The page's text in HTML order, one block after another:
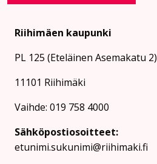
Riihimäen kaupunki
PL 125 (Eteläinen Asemakatu 2)
11101 Riihimäki
Vaihde: 019 758 4000
Sähköpostiosoitteet:
etunimi.sukunimi@riihimaki.fi